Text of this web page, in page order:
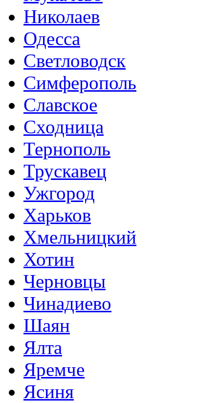
Николаев
Одесса
Светловодск
Симферополь
Славское
Сходница
Тернополь
Трускавец
Ужгород
Харьков
Хмельницкий
Хотин
Черновцы
Чинадиево
Шаян
Ялта
Яремче
Ясиня